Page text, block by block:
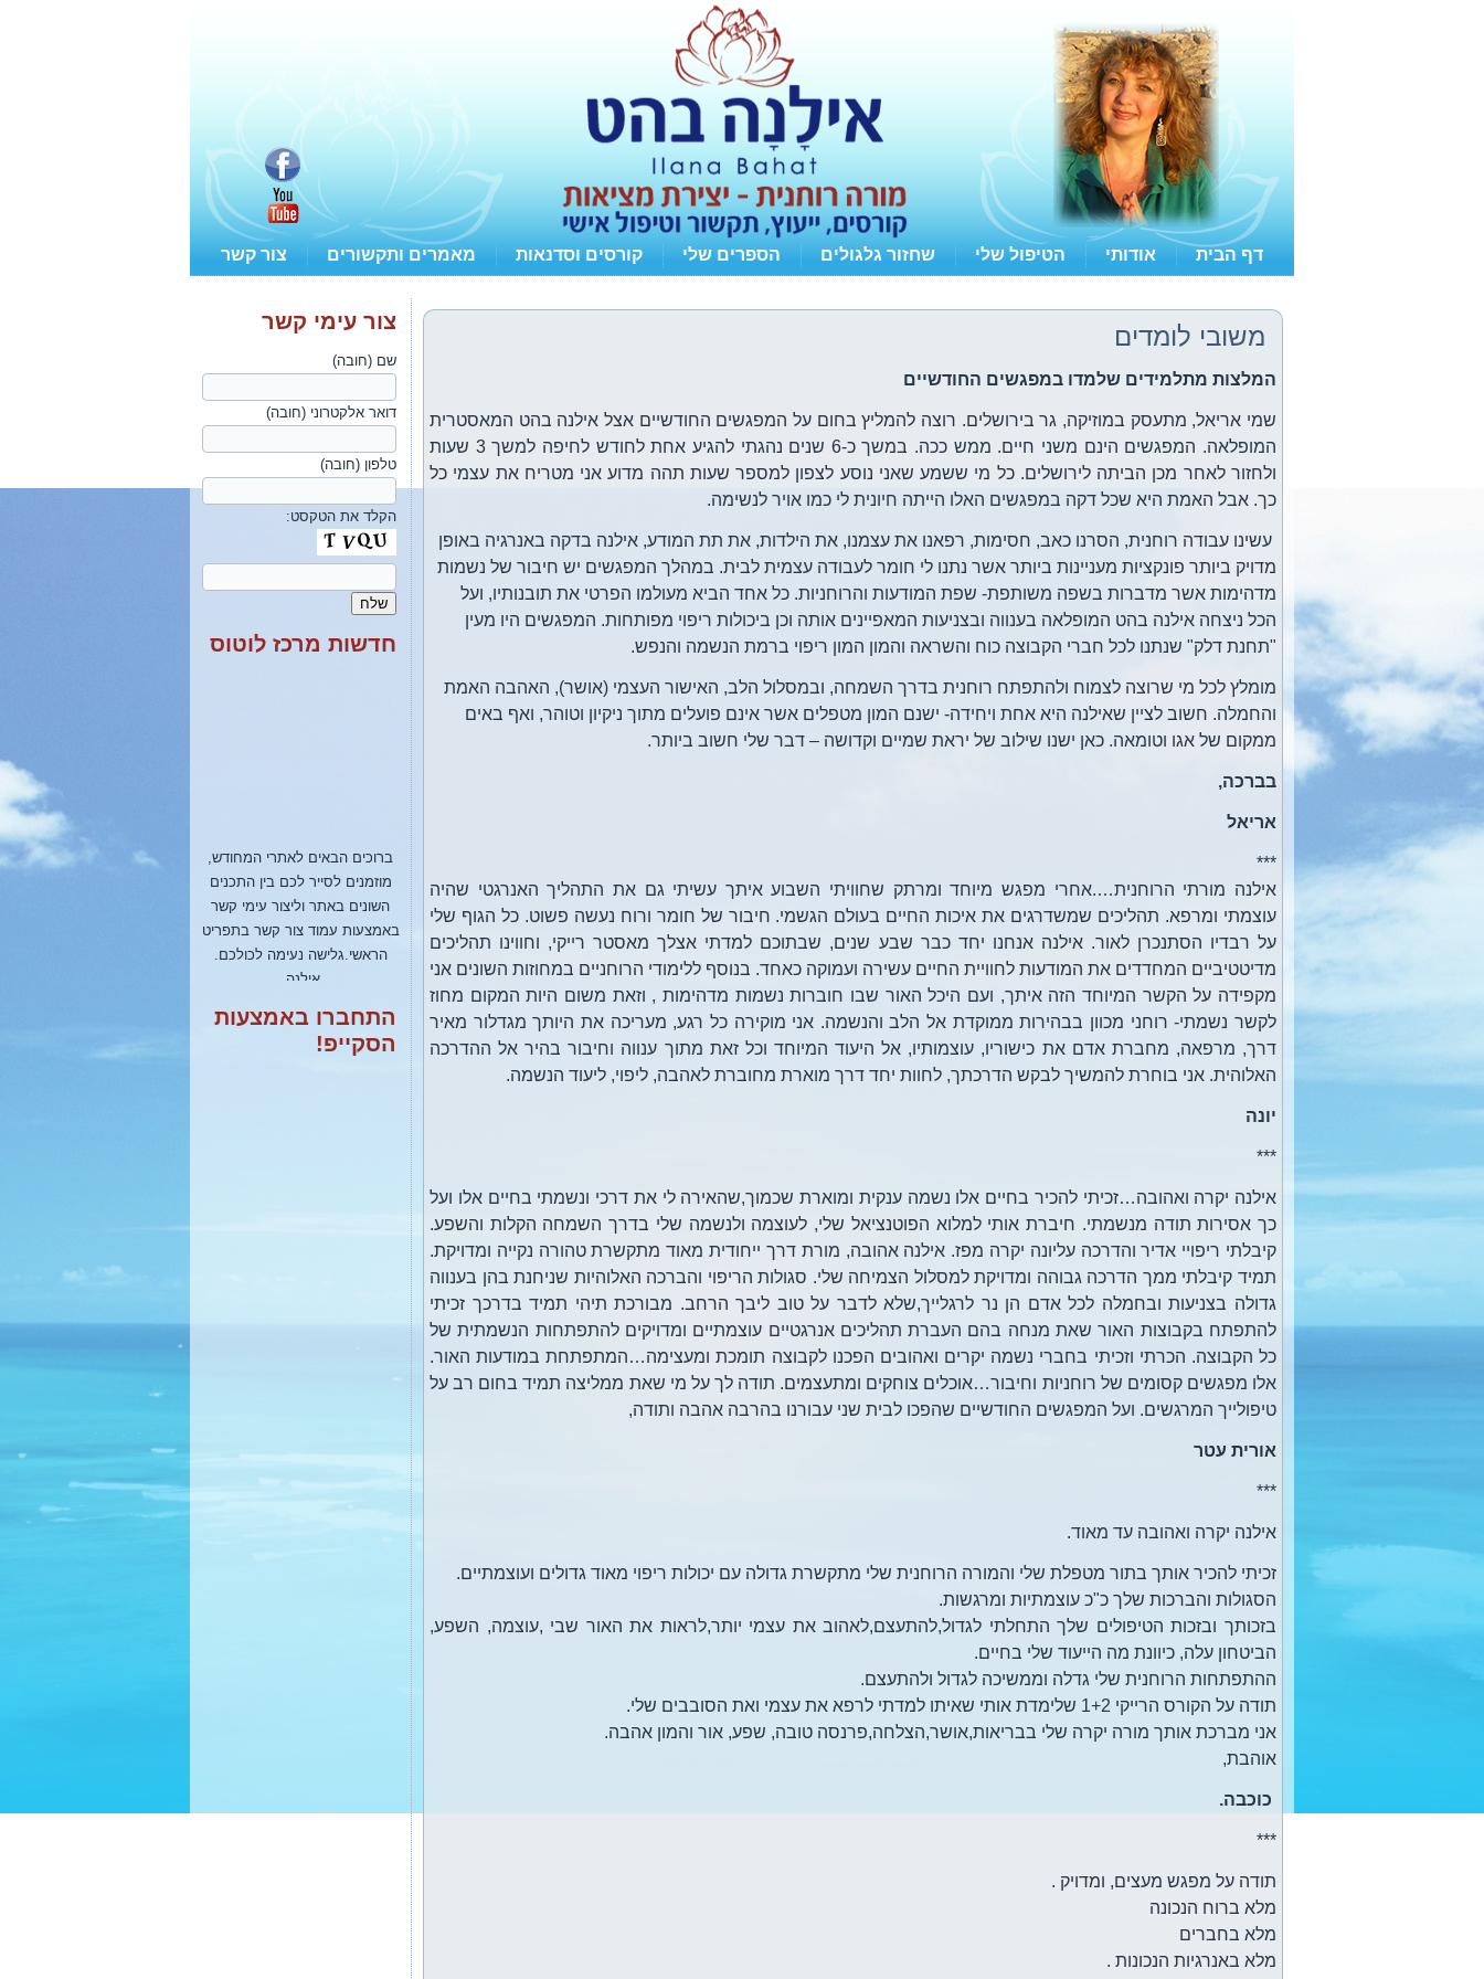
דף הבית אודותי הטיפול שלי שחזור גלגולים הספרים שלי קורסים וסדנאות מאמרים ותקשורים צור קשר
משובי לומדים
המלצות מתלמידים שלמדו במפגשים החודשיים
שמי אריאל, מתעסק במוזיקה, גר בירושלים. רוצה להמליץ בחום על המפגשים החודשיים אצל אילנה בהט המאסטרית
המופלאה. המפגשים הינם משני חיים. ממש ככה. במשך כ-6 שנים נהגתי להגיע אחת לחודש לחיפה למשך 3 שעות
ולחזור לאחר מכן הביתה לירושלים. כל מי ששמע שאני נוסע לצפון למספר שעות תהה מדוע אני מטריח את עצמי כל
כך. אבל האמת היא שכל דקה במפגשים האלו הייתה חיונית לי כמו אויר לנשימה.
עשינו עבודה רוחנית, הסרנו כאב, חסימות, רפאנו את עצמנו, את הילדות, את תת המודע, אילנה בדקה באנרגיה באופן
מדויק ביותר פונקציות מעניינות ביותר אשר נתנו לי חומר לעבודה עצמית לבית. במהלך המפגשים יש חיבור של נשמות
מדהימות אשר מדברות בשפה משותפת- שפת המודעות והרוחניות. כל אחד הביא מעולמו הפרטי את תובנותיו, ועל
הכל ניצחה אילנה בהט המופלאה בענווה ובצניעות המאפיינים אותה וכן ביכולות ריפוי מפותחות. המפגשים היו מעין
"תחנת דלק" שנתנו לכל חברי הקבוצה כוח והשראה והמון המון ריפוי ברמת הנשמה והנפש.
מומלץ לכל מי שרוצה לצמוח ולהתפתח רוחנית בדרך השמחה, ובמסלול הלב, האישור העצמי (אושר), האהבה האמת
והחמלה. חשוב לציין שאילנה היא אחת ויחידה- ישנם המון מטפלים אשר אינם פועלים מתוך ניקיון וטוהר, ואף באים
ממקום של אגו וטומאה. כאן ישנו שילוב של יראת שמיים וקדושה – דבר שלי חשוב ביותר.
בברכה,
אריאל
***
אילנה מורתי הרוחנית….אחרי מפגש מיוחד ומרתק שחוויתי השבוע איתך עשיתי גם את התהליך האנרגטי שהיה
עוצמתי ומרפא. תהליכים שמשדרגים את איכות החיים בעולם הגשמי. חיבור של חומר ורוח נעשה פשוט. כל הגוף שלי
על רבדיו הסתנכרן לאור. אילנה אנחנו יחד כבר שבע שנים, שבתוכם למדתי אצלך מאסטר רייקי, וחווינו תהליכים
מדיטטיביים המחדדים את המודעות לחוויית החיים עשירה ועמוקה כאחד. בנוסף ללימודי הרוחניים במחוזות השונים אני
מקפידה על הקשר המיוחד הזה איתך, ועם היכל האור שבו חוברות נשמות מדהימות , וזאת משום היות המקום מחוז
לקשר נשמתי- רוחני מכוון בבהירות ממוקדת אל הלב והנשמה. אני מוקירה כל רגע, מעריכה את היותך מגדלור מאיר
דרך, מרפאה, מחברת אדם את כישוריו, עוצמותיו, אל היעוד המיוחד וכל זאת מתוך ענווה וחיבור בהיר אל ההדרכה
האלוהית. אני בוחרת להמשיך לבקש הדרכתך, לחוות יחד דרך מוארת מחוברת לאהבה, ליפוי, ליעוד הנשמה.
יונה
***
אילנה יקרה ואהובה…זכיתי להכיר בחיים אלו נשמה ענקית ומוארת שכמוך,שהאירה לי את דרכי ונשמתי בחיים אלו ועל
כך אסירות תודה מנשמתי. חיברת אותי למלוא הפוטנציאל שלי, לעוצמה ולנשמה שלי בדרך השמחה הקלות והשפע.
קיבלתי ריפויי אדיר והדרכה עליונה יקרה מפז. אילנה אהובה, מורת דרך ייחודית מאוד מתקשרת טהורה נקייה ומדויקת.
תמיד קיבלתי ממך הדרכה גבוהה ומדויקת למסלול הצמיחה שלי. סגולות הריפוי והברכה האלוהיות שניחנת בהן בענווה
גדולה בצניעות ובחמלה לכל אדם הן נר לרגלייך,שלא לדבר על טוב ליבך הרחב. מבורכת תיהי תמיד בדרכך זכיתי
להתפתח בקבוצות האור שאת מנחה בהם העברת תהליכים אנרגטיים עוצמתיים ומדויקים להתפתחות הנשמתית של
כל הקבוצה. הכרתי וזכיתי בחברי נשמה יקרים ואהובים הפכנו לקבוצה תומכת ומעצימה…המתפתחת במודעות האור.
אלו מפגשים קסומים של רוחניות וחיבור…אוכלים צוחקים ומתעצמים. תודה לך על מי שאת ממליצה תמיד בחום רב על
טיפולייך המרגשים. ועל המפגשים החודשיים שהפכו לבית שני עבורנו בהרבה אהבה ותודה,
אורית עטר
***
אילנה יקרה ואהובה עד מאוד.
זכיתי להכיר אותך בתור מטפלת שלי והמורה הרוחנית שלי מתקשרת גדולה עם יכולות ריפוי מאוד גדולים ועוצמתיים.
הסגולות והברכות שלך כ"כ עוצמתיות ומרגשות.
בזכותך ובזכות הטיפולים שלך התחלתי לגדול,להתעצם,לאהוב את עצמי יותר,לראות את האור שבי ,עוצמה, השפע,
הביטחון עלה, כיוונת מה הייעוד שלי בחיים.
ההתפתחות הרוחנית שלי גדלה וממשיכה לגדול ולהתעצם.
תודה על הקורס הרייקי 1+2 שלימדת אותי שאיתו למדתי לרפא את עצמי ואת הסובבים שלי.
אני מברכת אותך מורה יקרה שלי בבריאות,אושר,הצלחה,פרנסה טובה, שפע, אור והמון אהבה.
אוהבת,
כוכבה.
***
תודה על מפגש מעצים, ומדויק .
מלא ברוח הנכונה
מלא בחברים
מלא באנרגיות הנכונות .
צור עימי קשר
שם (חובה)
דואר אלקטרוני (חובה)
טלפון (חובה)
הקלד את הטקסט:
חדשות מרכז לוטוס
מוזמנים לסייר לכם בין התכנים
השונים באתר וליצור עימי קשר
באמצעות עמוד צור קשר בתפריט
הראשי.גלישה נעימה לכולכם.
אילנה.
יצא לאור ספרי החדש:
"רימונים של קיץ"
התחברו באמצעות
הסקייפ!